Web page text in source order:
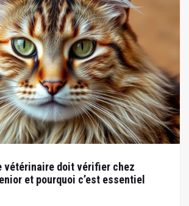
vétérinaire doit vérifier chez
et pourquoi c’est essentiel